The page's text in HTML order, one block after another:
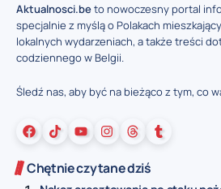
Aktualnosci.beto nowoczesny portal
specjalnie z myślą o Polakach
lokalnych wydarzeniach, a także treści
codziennego w Belgii.
Śledź nas, aby być na bieżąco z tym, co
Chętnie czytane dziś